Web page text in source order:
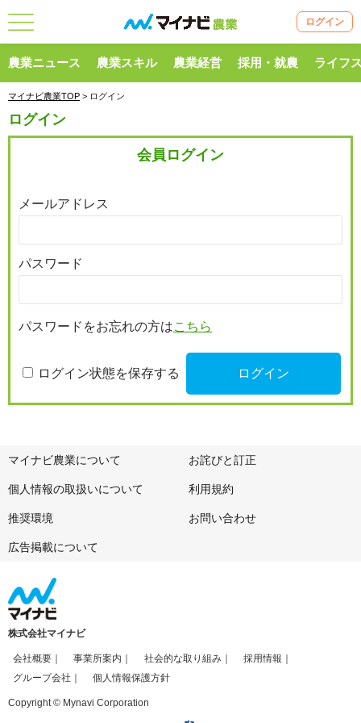
ログイン
農業ニュース 農業スキル 農業経営 採用・就農 ライフ
マイナビ農業TOP > ログイン
ログイン
会員ログイン
メールアドレス
パスワード
パスワードをお忘れの方はこちら
ログイン状態を保存する
マイナビ農業について お詫びと訂正
個人情報の取扱いについて 利用規約
推奨環境 お問い合わせ
広告掲載について
株式会社マイナビ
会社概要 事業所案内 社会的な取り組み
採用情報
グループ会社
個人情報保護方針
Copyright © Mynavi Corporation